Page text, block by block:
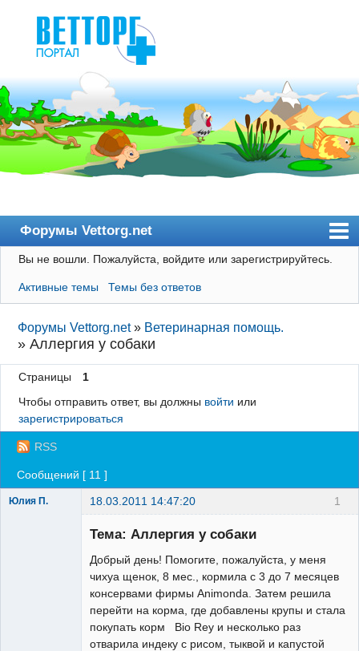
Форумы Vettorg.net
Главная
Пользователи
Правила
Поиск
Регистрация
Вход
Вы не вошли. Пожалуйста, войдите или зарегистрируйтесь.
Активные темы Темы без ответов
Форумы Vettorg.net » Ветеринарная помощь.
»Аллергия у собаки
Страницы
1
Чтобы отправить ответ, вы должны войти или
зарегистрироваться
RSS
Сообщений [ 11 ]
1
Юлия П. 18.03.2011 14:47:20
Зарегистрированный
Тема: Аллергия у собаки
Добрый день! Помогите, пожалуйста, у меня
чихуа щенок, 8 мес., кормила с 3 до 7 месяцев
консервами фирмы Animonda. Затем решила
перейти на корма, где добавлены крупы и стала
покупать корм Bio Rey и несколько раз
отварила индеку с рисом, тыквой и капустой